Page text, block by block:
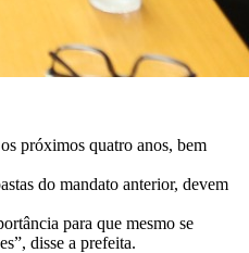
próximos quatro anos, bem
do mandato anterior, devem
para que mesmo se
disse a prefeita.